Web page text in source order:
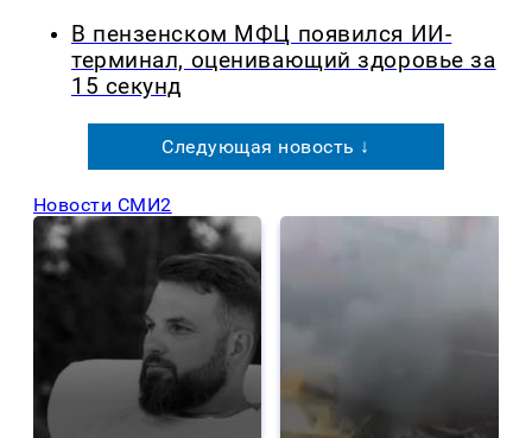
В пензенском МФЦ появился ИИ-
терминал, оценивающий здоровье за
15 секунд
Следующая новость ↓
Новости СМИ2